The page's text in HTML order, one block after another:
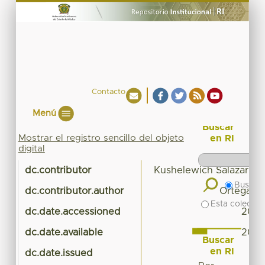
Contacto
Menú
Mostrar el registro sencillo del objeto
digital
dc.contributor Kushelewich Salazar,
dc.contributor.author Ortega
dc.date.accessioned
dc.date.available
dc.date.issued
Buscar
en RI
Buscar
Esta
Buscar
en RI